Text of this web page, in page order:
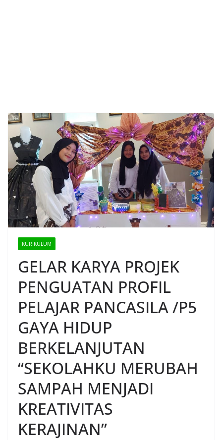
KURIKULUM
GELAR KARYA PROJEK
PENGUATAN PROFIL
PELAJAR PANCASILA /P5
GAYA HIDUP
BERKELANJUTAN
“SEKOLAHKU MERUBAH
SAMPAH MENJADI
KREATIVITAS
KERAJINAN”